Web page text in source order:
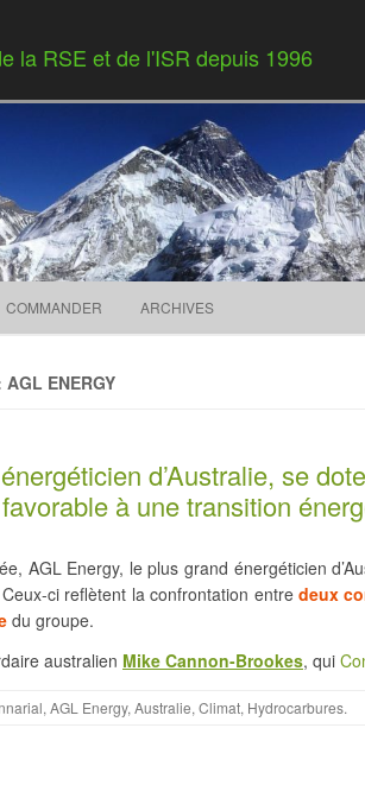
la RSE et de l'ISR depuis 1996
COMMANDER ARCHIVES
AGL ENERGY
d’Australie, se
à une transition
AGL Energy, le plus grand énergéticien
ci reflètent la confrontation entre deux
du groupe.
australien Mike Cannon-Brookes, qui
, AGL Energy, Australie, Climat, Hydrocarbures.